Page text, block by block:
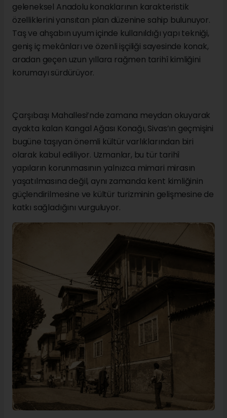
geleneksel Anadolu konaklarının karakteristik
özelliklerini yansıtan plan düzenine sahip bulunuyor.
Taş ve ahşabın uyum içinde kullanıldığı yapı tekniği,
geniş iç mekânları ve özenli işçiliği sayesinde konak,
aradan geçen uzun yıllara rağmen tarihî kimliğini
korumayı sürdürüyor.
Çarşıbaşı Mahallesi’nde zamana meydan okuyarak
ayakta kalan Kangal Ağası Konağı, Sivas’ın geçmişini
bugüne taşıyan önemli kültür varlıklarından biri
olarak kabul ediliyor. Uzmanlar, bu tür tarihî
yapıların korunmasının yalnızca mimari mirasın
yaşatılmasına değil, aynı zamanda kent kimliğinin
güçlendirilmesine ve kültür turizminin gelişmesine de
katkı sağladığını vurguluyor.